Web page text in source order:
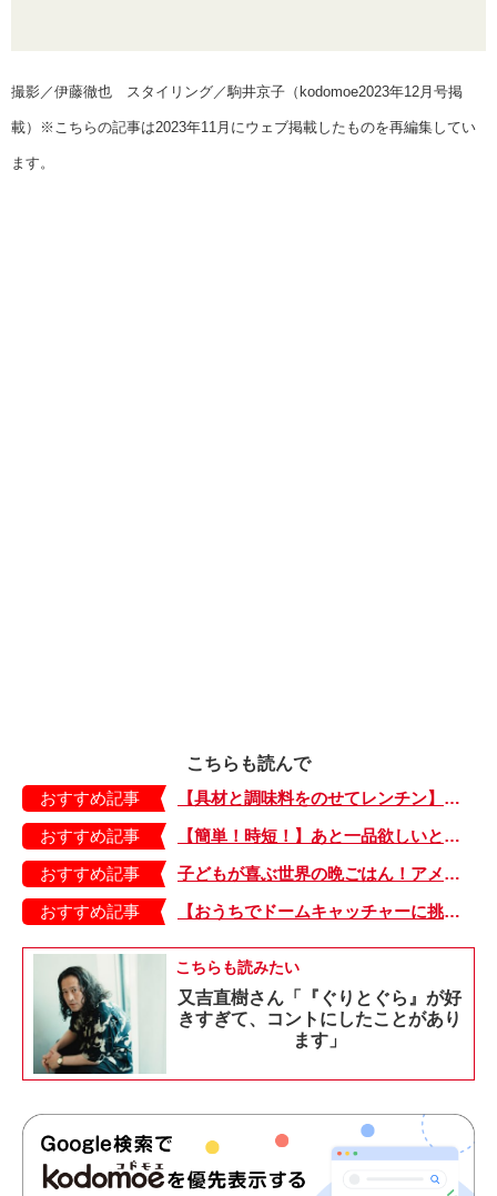
撮影／伊藤徹也 スタイリング／駒井京子（kodomoe2023年12月号掲
載）※こちらの記事は2023年11月にウェブ掲載したものを再編集してい
ます。
こちらも読んで
おすすめ記事
【具材と調味料をのせてレンチン】ケチャップ×バターの王道味！「うどんナポリタン」のできあがり♪
おすすめ記事
【簡単！時短！】あと一品欲しいときにおすすめの「卵とレタスの炒めもの」のレシピ
おすすめ記事
子どもが喜ぶ世界の晩ごはん！アメリカのフライドチキン＆フライドポテト
おすすめ記事
【おうちでドームキャッチャーに挑戦だ】アンパンマン わくわくドームキャッチャー
こちらも読みたい
又吉直樹さん「『ぐりとぐら』が好
きすぎて、コントにしたことがあり
ます」